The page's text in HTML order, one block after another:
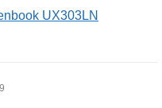
UX303LN